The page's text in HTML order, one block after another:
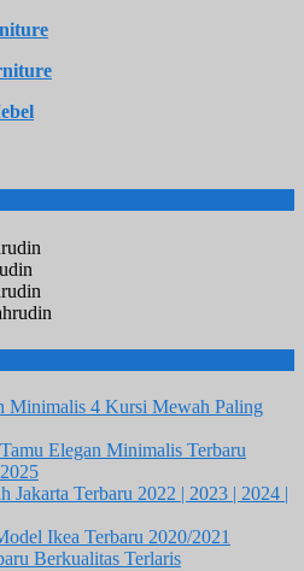
Minimalis 4 Kursi Mewah Paling
Elegan Minimalis Terbaru
Jakarta Terbaru 2022 | 2023 | 2024 |
Ikea Terbaru 2020/2021
Berkualitas Terlaris